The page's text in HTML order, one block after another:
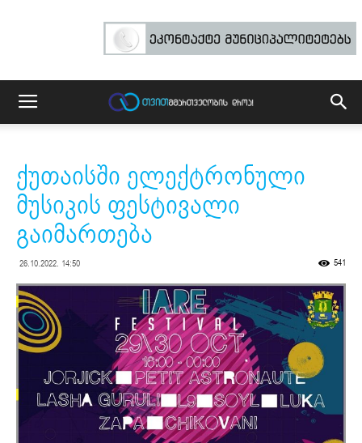
ქუთაისში ელექტრონული
მუსიკის ფესტივალი
გაიმართება
26.10.2022. 14:50 541